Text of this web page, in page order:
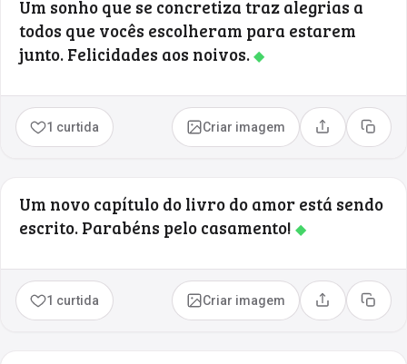
Um sonho que se concretiza traz alegrias a
todos que vocês escolheram para estarem
junto. Felicidades aos noivos.◆
1 curtida Criar imagem Compartilhar
Copiar
Um novo capítulo do livro do amor está sendo
escrito. Parabéns pelo casamento! ◆
1 curtida Criar imagem Compartilhar
Copiar